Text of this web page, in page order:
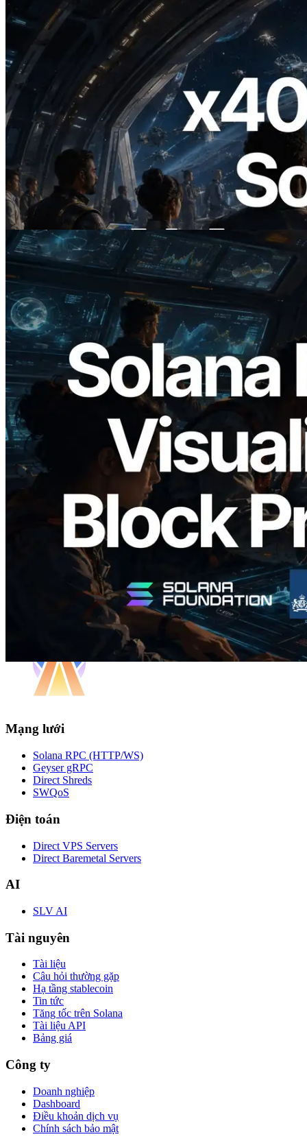
2026.07.04
ERPC ra mắt Solana RPC hỗ trợ x402 —
Mở ra thời đại AI Agent trả tiền theo nhu
cầu cho API cần dùng
Đọc bài viết này
2026.05.24
Validators Solutions ra mắt Solana Block
Analyzer — Trực quan hóa thời gian tạo
block và validator phụ trách theo từng
slot
Đọc bài viết này
Mạng lưới
Solana RPC (HTTP/WS)
Geyser gRPC
Direct Shreds
SWQoS
Điện toán
Direct VPS Servers
Direct Baremetal Servers
AI
SLV AI
Tài nguyên
Tài liệu
Câu hỏi thường gặp
Hạ tầng stablecoin
Tin tức
Tăng tốc trên Solana
Tài liệu API
Bảng giá
Công ty
Doanh nghiệp
Dashboard
Điều khoản dịch vụ
Chính sách bảo mật